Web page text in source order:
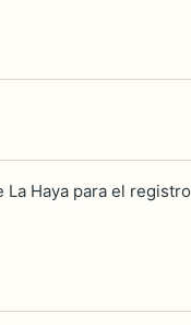
Haya para el registro